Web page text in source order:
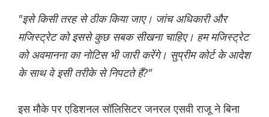
"इसे किसी तरह से ठीक किया जाए। जांच अधिकारी और
मजिस्ट्रेट को इससे कुछ सबक सीखना चाहिए। हम मजिस्ट्रेट
को अवमानना का नोटिस भी जारी करेंगे। सुप्रीम कोर्ट के आदेश
के साथ वे इसी तरीके से निपटते हैं?"
इस मौके पर एडिशनल सॉलिसिटर जनरल एसवी राजू ने बिना